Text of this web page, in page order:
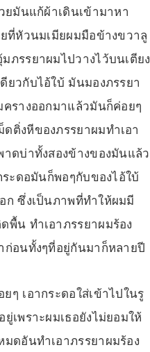
ยมันแก้ผ้าเดินเข้ามาหา
ที่หัวนมเมียผมมือข้างขวาลู
รรยาผมไปวางไว้บนเตียง
ยวกับไอ้ใบ้ มันมองภรรยา
รางออกมาแล้วมันก็ค่อยๆ
ติ่งหีของภรรยาผมทำเอา
ดบ่าทั้งสองข้างของมันแล้ว
ะดอมันก็พอๆกับของไอ้ใบ้
ก ซึ่งเป็นภาพที่ทำให้ผมมี
น ทำเอาภรรยาผมร้อง
ก่อนทั้งๆที่อยู่กันมาก็หลายปี
เอากระดอใส่เข้าไปในรู
เพราะผมเธอยังไม่ยอมให้
ดอันทำเอาภรรยาผมร้อง